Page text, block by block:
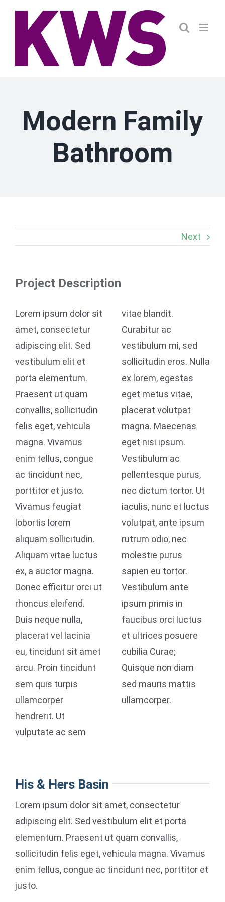
Modern Family
Bathroom
Next
Project Description
Lorem ipsum dolor sit
amet, consectetur
adipiscing elit. Sed
vestibulum elit et
porta elementum.
Praesent ut quam
convallis, sollicitudin
felis eget, vehicula
magna. Vivamus
enim tellus, congue
ac tincidunt nec,
porttitor et justo.
Vivamus feugiat
lobortis lorem
aliquam sollicitudin.
Aliquam vitae luctus
ex, a auctor magna.
Donec efficitur orci ut
rhoncus eleifend.
Duis neque nulla,
placerat vel lacinia
eu, tincidunt sit amet
arcu. Proin tincidunt
sem quis turpis
ullamcorper
hendrerit. Ut
vulputate ac sem
vitae blandit.
Curabitur ac
vestibulum mi, sed
sollicitudin eros. Nulla
ex lorem, egestas
eget metus vitae,
placerat volutpat
magna. Maecenas
eget nisi ipsum.
Vestibulum ac
pellentesque purus,
nec dictum tortor. Ut
iaculis, nunc et luctus
volutpat, ante ipsum
rutrum odio, nec
molestie purus
sapien eu tortor.
Vestibulum ante
ipsum primis in
faucibus orci luctus
et ultrices posuere
cubilia Curae;
Quisque non diam
sed mauris mattis
ullamcorper.
His & Hers Basin
Lorem ipsum dolor sit amet, consectetur
adipiscing elit. Sed vestibulum elit et porta
elementum. Praesent ut quam convallis,
sollicitudin felis eget, vehicula magna. Vivamus
enim tellus, congue ac tincidunt nec, porttitor et
justo.